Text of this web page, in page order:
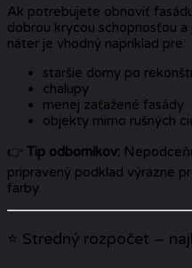
Ak potrebujete obnoviť
dobrou krycou schopnosťou
náter je vhodný napríklad pre:
staršie domy po
chalupy
menej zaťažené fasády
objekty mimo rušných
👉 Tip odborníkov:
pripravený podklad výrazne
farby.
⭐ Stredný rozpočet –